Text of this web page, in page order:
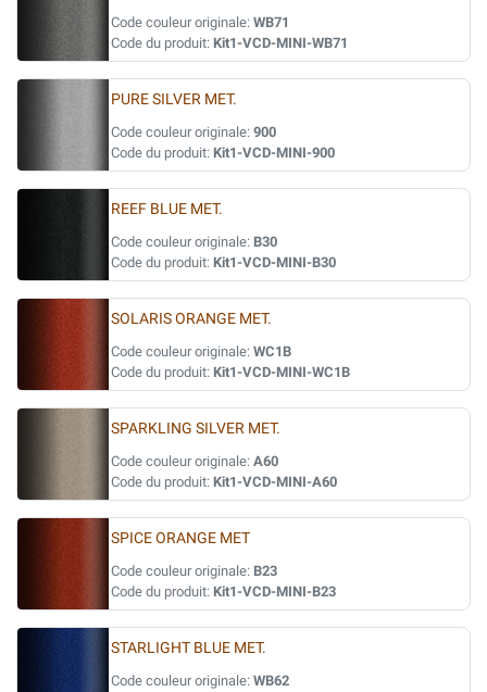
Code couleur originale: WB71
Code du produit: Kit1-VCD-MINI-WB71
PURE SILVER MET.
Code couleur originale: 900
Code du produit: Kit1-VCD-MINI-900
REEF BLUE MET.
Code couleur originale: B30
Code du produit: Kit1-VCD-MINI-B30
SOLARIS ORANGE MET.
Code couleur originale: WC1B
Code du produit: Kit1-VCD-MINI-WC1B
SPARKLING SILVER MET.
Code couleur originale: A60
Code du produit: Kit1-VCD-MINI-A60
SPICE ORANGE MET
Code couleur originale: B23
Code du produit: Kit1-VCD-MINI-B23
STARLIGHT BLUE MET.
Code couleur originale: WB62